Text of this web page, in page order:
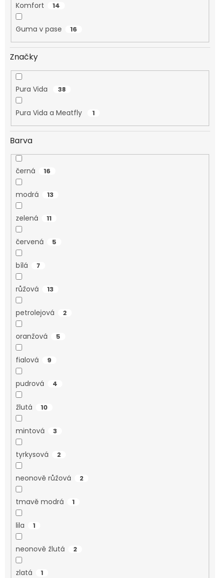
Komfort 14
Guma v pase 16
Značky
Pura Vida 38
Pura Vida a Meatfly 1
Barva
černá 16
modrá 13
zelená 11
červená 5
bílá 7
růžová 13
petrolejová 2
oranžová 5
fialová 9
pudrová 4
žlutá 10
mintová 3
tyrkysová 2
neonově růžová 2
tmavě modrá 1
lila 1
neonově žlutá 2
zlatá 1